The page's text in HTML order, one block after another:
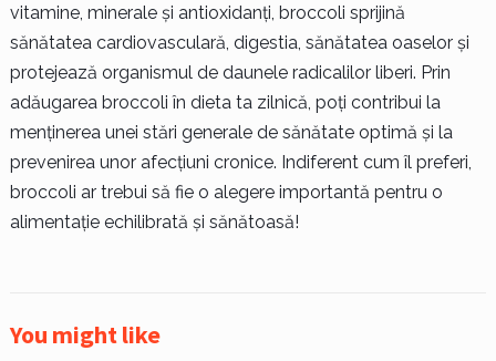
vitamine, minerale și antioxidanți, broccoli sprijină
sănătatea cardiovasculară, digestia, sănătatea oaselor și
protejează organismul de daunele radicalilor liberi. Prin
adăugarea broccoli în dieta ta zilnică, poți contribui la
menținerea unei stări generale de sănătate optimă și la
prevenirea unor afecțiuni cronice. Indiferent cum îl preferi,
broccoli ar trebui să fie o alegere importantă pentru o
alimentație echilibrată și sănătoasă!
You might like